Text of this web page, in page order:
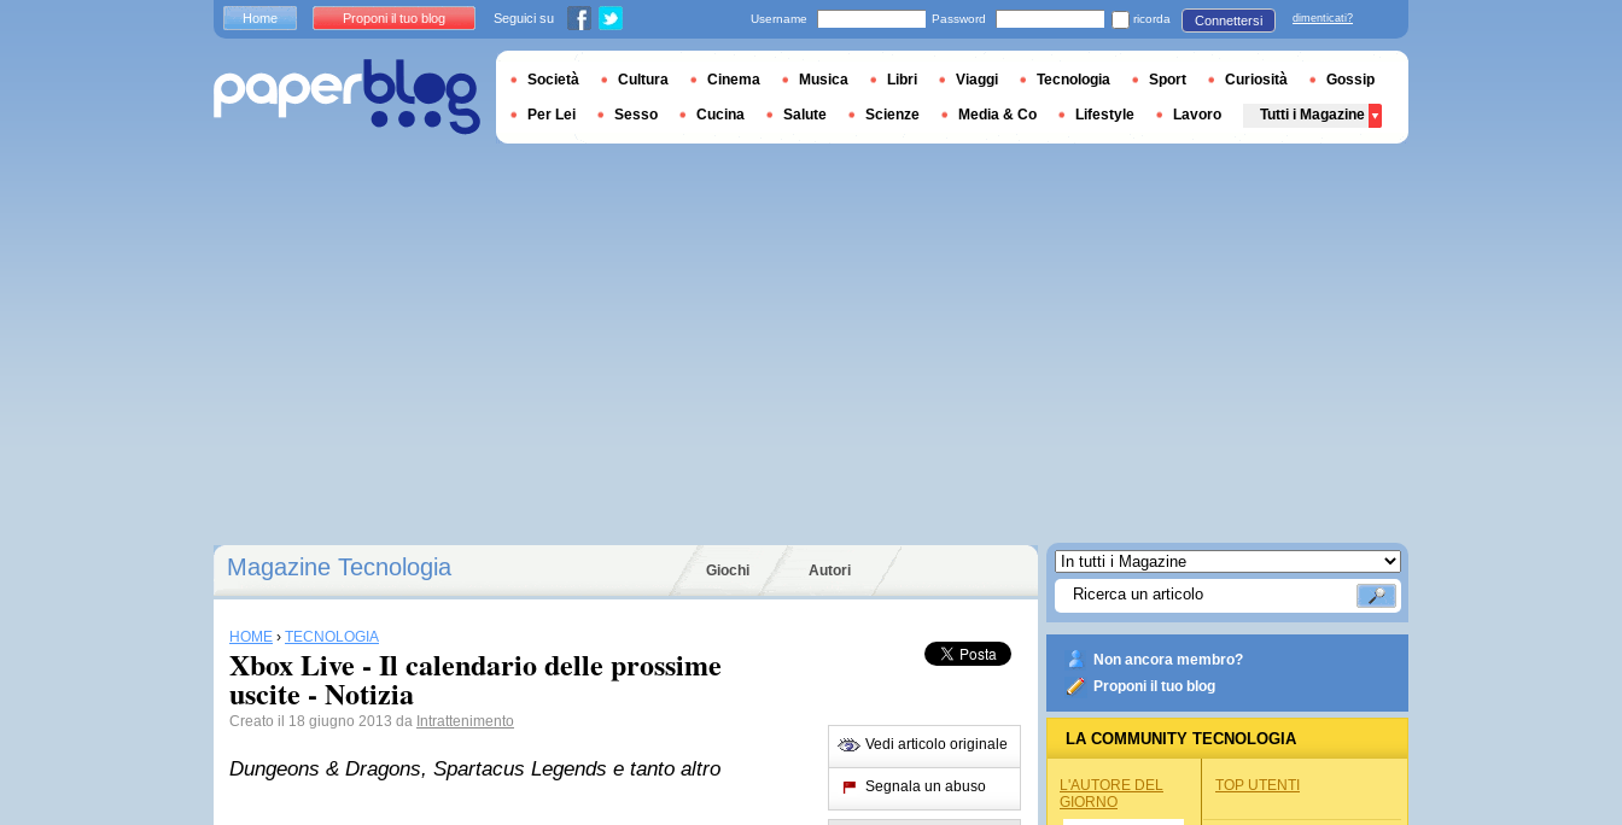
Magazine Tecnologia Giochi Autori
HOME › TECNOLOGIA
Xbox Live - Il calendario delle prossime
uscite - Notizia
Creato il 18 giugno 2013 da Intrattenimento
Dungeons & Dragons, Spartacus Legends e tanto altro
Vedi articolo originale
Segnala un abuso
Non ancora membro?
Proponi il tuo blog
LA COMMUNITY TECNOLOGIA
L'AUTORE DEL
GIORNO
TOP UTENTI
Home Proponi il tuo blog Seguici su Username Password ricorda Connettersi dimenticati?
Società Cultura Cinema Musica Libri Viaggi Tecnologia Sport Curiosità Gossip
Per Lei Sesso Cucina Salute Scienze Media & Co Lifestyle Lavoro Tutti i Magazine